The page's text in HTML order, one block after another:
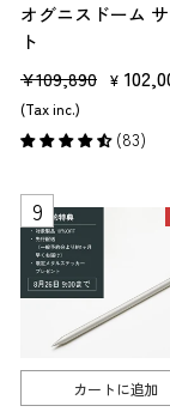
オグニスドーム
ト
販
売
価
¥109,890 セ
ル
¥
(Tax inc.)
(83)
カートに追加